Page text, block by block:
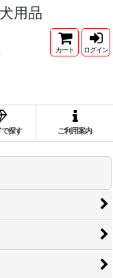
用品
カート ログイン
探す ご利用案内